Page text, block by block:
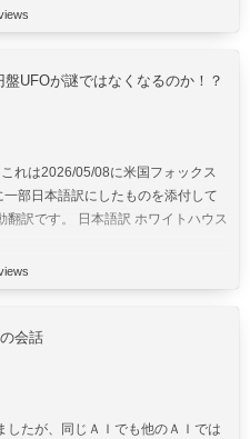
盤UFOが謎ではなくなるのか！？
れは2026/05/08に米国フォックス
部日本語訳にしたものを添付して
翻訳です。 日本語訳 ホワイトハウス
会話
したが、同じＡＩでも他のＡＩでは